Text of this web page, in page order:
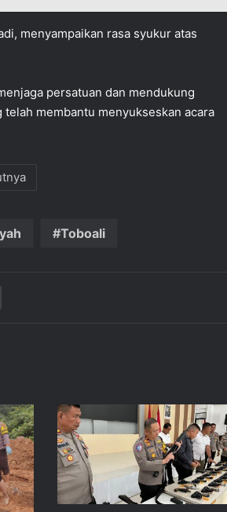
menyampaikan rasa syukur atas
persatuan dan mendukung
membantu menyukseskan acara
Toboali